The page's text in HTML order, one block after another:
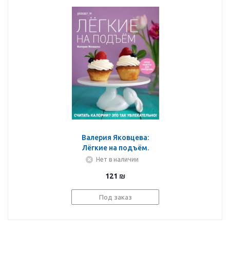
Валерия Яковцева:
Лёгкие на подъём.
Яркие рецепты для
Нет в наличии
121 ₪
Под заказ